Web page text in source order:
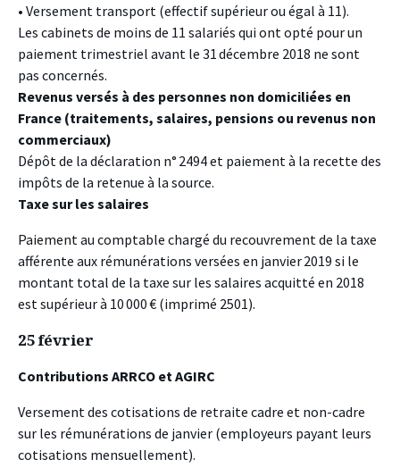
• Versement transport (effectif supérieur ou égal à 11).
Les cabinets de moins de 11 salariés qui ont opté pour un
paiement trimestriel avant le 31 décembre 2018 ne sont
pas concernés.
Revenus versés à des personnes non domiciliées en
France (traitements, salaires, pensions ou revenus non
commerciaux)
Dépôt de la déclaration n° 2494 et paiement à la recette des
impôts de la retenue à la source.
Taxe sur les salaires
Paiement au comptable chargé du recouvrement de la taxe
afférente aux rémunérations versées en janvier 2019 si le
montant total de la taxe sur les salaires acquitté en 2018
est supérieur à 10 000 € (imprimé 2501).
25 février
Contributions ARRCO et AGIRC
Versement des cotisations de retraite cadre et non-cadre
sur les rémunérations de janvier (employeurs payant leurs
cotisations mensuellement).